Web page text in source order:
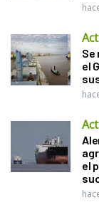
Se
el
el